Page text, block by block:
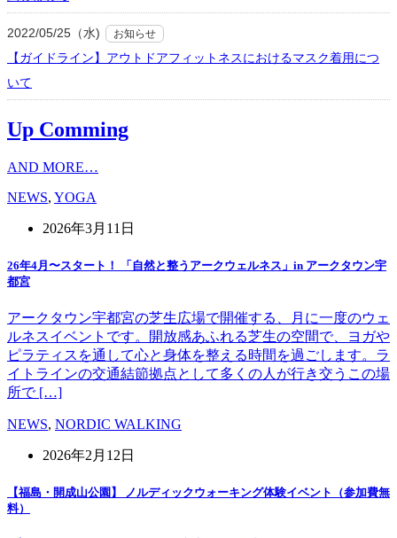
2022/05/25（水) お知らせ
【ガイドライン】アウトドアフィットネスにおけるマスク着用につ
いて
Up Comming
AND MORE…
NEWS, YOGA
2026年3月11日
26年4月〜スタート！ 「自然と整うアークウェルネス」in アークタウン宇
都宮
アークタウン宇都宮の芝生広場で開催する、月に一度のウェ
ルネスイベントです。開放感あふれる芝生の空間で、ヨガや
ピラティスを通して心と身体を整える時間を過ごします。ラ
イトラインの交通結節拠点として多くの人が行き交うこの場
所で […]
NEWS, NORDIC WALKING
2026年2月12日
【福島・開成山公園】 ノルディックウォーキング体験イベント（参加費無
料）